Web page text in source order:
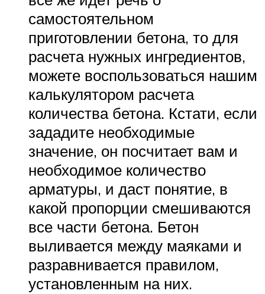
самостоятельном
приготовлении бетона, то для
расчета нужных ингредиентов,
можете воспользоваться нашим
калькулятором расчета
количества бетона. Кстати, если
зададите необходимые
значение, он посчитает вам и
необходимое количество
арматуры, и даст понятие, в
какой пропорции смешиваются
все части бетона. Бетон
выливается между маяками и
разравнивается правилом,
установленным на них.